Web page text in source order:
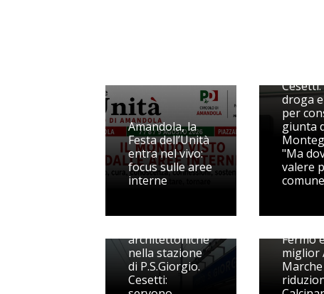
Amandola, la
Festa dell’Unità
entra nel vivo:
focus sulle aree
interne
droga
per
giunta
"Ma
valere
architettoniche
nella stazione
di P.S.Giorgio.
Cesetti:
Fermo
miglior